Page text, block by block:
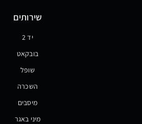
שירותים
יד 2
בובקאט
שופל
השכרה
מיסבים
מיני באגר